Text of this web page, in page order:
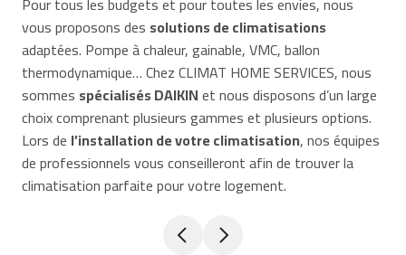
vous proposons des solutions de climatisations
adaptées. Pompe à chaleur, gainable, VMC, ballon
thermodynamique… Chez CLIMAT HOME SERVICES, nous
sommes spécialisés DAIKINet nous disposons d’un large
choix comprenant plusieurs gammes et plusieurs options.
Lors de l’installation de votre climatisation, nos équipes
de professionnels vous conseilleront afin de trouver la
climatisation parfaite pour votre logement.